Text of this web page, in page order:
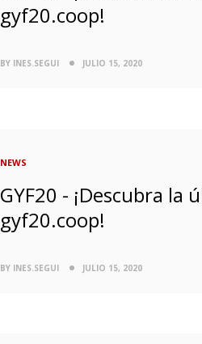
gyf20.coop!
BY INES.SEGUI JULIO 15, 2020
NEWS
GYF20 - ¡Descubra
gyf20.coop!
BY INES.SEGUI JULIO 15, 2020